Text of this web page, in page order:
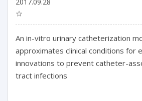
☆
An in-vitro urinary catheterization
approximates clinical conditions for
innovations to prevent catheter-
tract infections